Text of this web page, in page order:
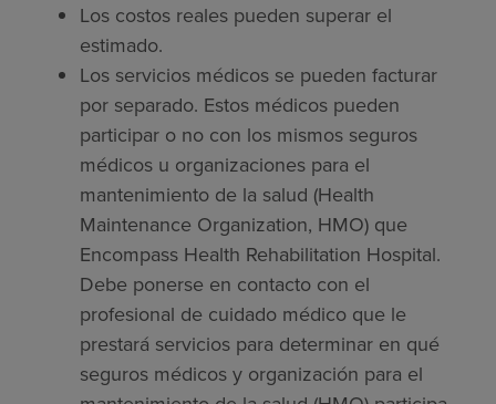
Los costos reales pueden superar el
estimado.
Los servicios médicos se pueden facturar
por separado. Estos médicos pueden
participar o no con los mismos seguros
médicos u organizaciones para el
mantenimiento de la salud (Health
Maintenance Organization, HMO) que
Encompass Health Rehabilitation Hospital.
Debe ponerse en contacto con el
profesional de cuidado médico que le
prestará servicios para determinar en qué
seguros médicos y organización para el